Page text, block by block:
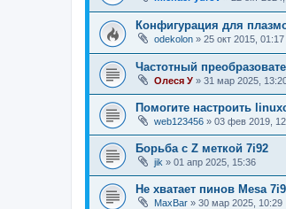
Конфигурация для
odekolon » 25 окт 2015, 01:17
Частотный
Олеся У » 31 мар 2025,
Помогите настроить
web123456 » 03 фев 2019,
Борьба с Z меткой 7i92
jik » 01 апр 2025, 15:36
Не хватает пинов Mesa
MaxBar » 30 мар 2025, 10:29